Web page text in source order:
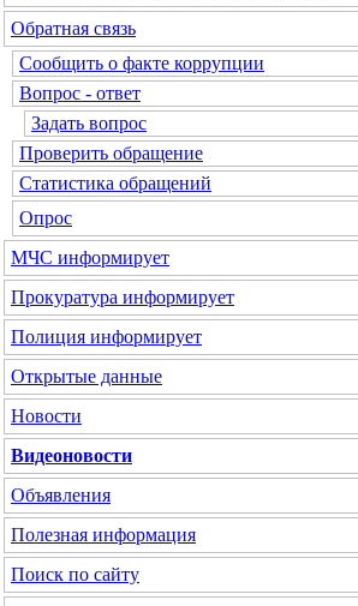
Обратная связь
Сообщить о факте коррупции
Вопрос - ответ
Задать вопрос
Проверить обращение
Статистика обращений
Опрос
МЧС информирует
Прокуратура информирует
Полиция информирует
Открытые данные
Новости
Видеоновости
Объявления
Полезная информация
Поиск по сайту